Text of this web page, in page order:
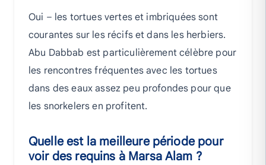
Oui – les tortues vertes et imbriquées sont
courantes sur les récifs et dans les herbiers.
Abu Dabbab est particulièrement célèbre pour
les rencontres fréquentes avec les tortues
dans des eaux assez peu profondes pour que
les snorkelers en profitent.
Quelle est la meilleure période pour
voir des requins à Marsa Alam ?